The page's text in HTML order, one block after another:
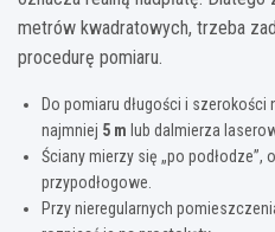
metrów kwadratowych, trzeba
procedurę pomiaru.
Do pomiaru długości i
najmniej 5 m lub dalmierza
Ściany mierzy się „po
przypodłogowe.
Przy nieregularnych